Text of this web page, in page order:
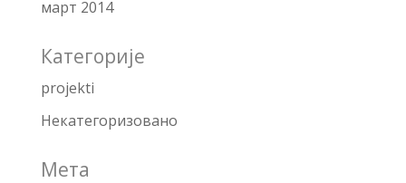
март 2014
Категорије
projekti
Некатегоризовано
Мета